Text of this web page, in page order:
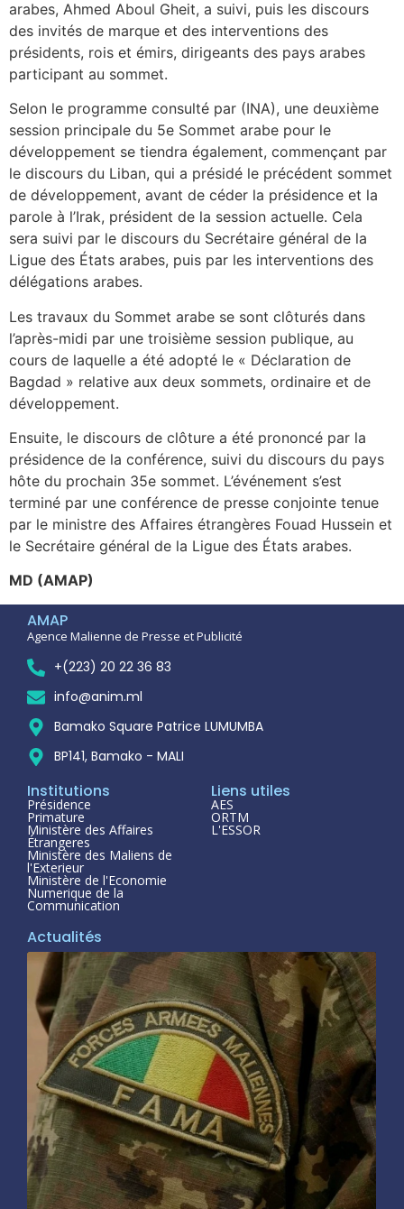
arabes, Ahmed Aboul Gheit, a suivi, puis les discours
des invités de marque et des interventions des
présidents, rois et émirs, dirigeants des pays arabes
participant au sommet.
Selon le programme consulté par (INA), une deuxième
session principale du 5e Sommet arabe pour le
développement se tiendra également, commençant par
le discours du Liban, qui a présidé le précédent sommet
de développement, avant de céder la présidence et la
parole à l’Irak, président de la session actuelle. Cela
sera suivi par le discours du Secrétaire général de la
Ligue des États arabes, puis par les interventions des
délégations arabes.
Les travaux du Sommet arabe se sont clôturés dans
l’après-midi par une troisième session publique, au
cours de laquelle a été adopté le « Déclaration de
Bagdad » relative aux deux sommets, ordinaire et de
développement.
Ensuite, le discours de clôture a été prononcé par la
présidence de la conférence, suivi du discours du pays
hôte du prochain 35e sommet. L’événement s’est
terminé par une conférence de presse conjointe tenue
par le ministre des Affaires étrangères Fouad Hussein et
le Secrétaire général de la Ligue des États arabes.
MD (AMAP)
AMAP
Agence Malienne de Presse et Publicité
+(223) 20 22 36 83
info@anim.ml
Bamako Square Patrice LUMUMBA
BP141, Bamako - MALI
Institutions
Présidence
Primature
Ministère des Affaires
Étrangeres
Ministère des Maliens de
l'Exterieur
Ministère de l'Economie
Numerique de la
Communication
Liens utiles
AES
ORTM
L'ESSOR
Actualités